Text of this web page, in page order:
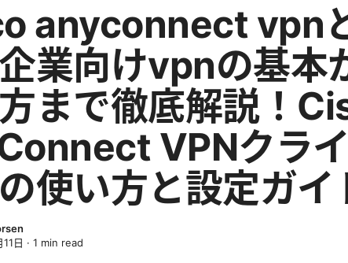
anyconnect vpn
業向けvpnの基本
まで徹底解説！
VPNクラ
使い方と設定ガイ
日 · 1 min read